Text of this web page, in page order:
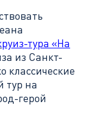
руиз-тура «На
из Санкт-
классические
тур на
герой